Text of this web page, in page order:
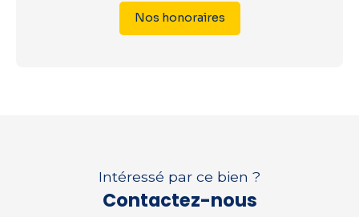
Nos honoraires
Intéressé par ce bien ?
Contactez-nous